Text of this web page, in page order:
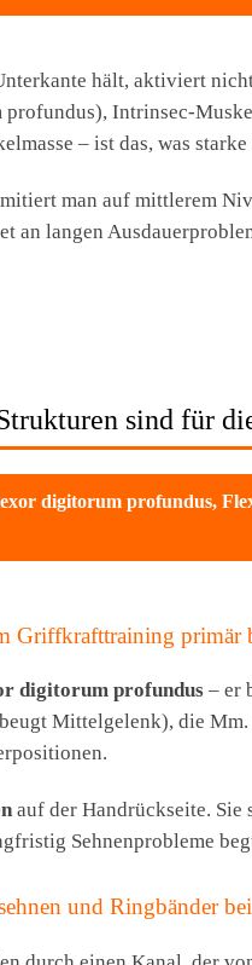
hält, aktiviert
Intrinsec-
– ist das, was
man auf mittlerem
an langen
sind für
digitorum profundus,
Griffkrafttraining primär
digitorum profundus – er
Mittelgelenk), die
auf der Handrückseite.
Sehnenprobleme
und Ringbänder